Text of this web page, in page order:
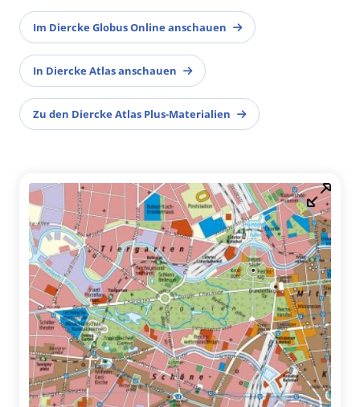
Im Diercke Globus Online anschauen
In Diercke Atlas anschauen
Zu den Diercke Atlas Plus-Materialien